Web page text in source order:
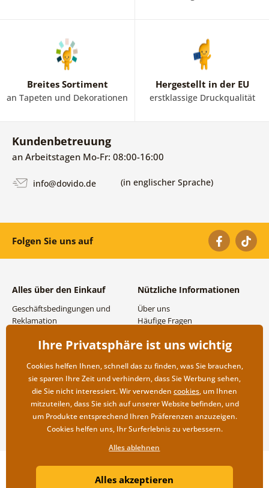
Breites Sortiment
an Tapeten und Dekorationen
Hergestellt in der EU
erstklassige Druckqualität
Kundenbetreuung
an Arbeitstagen Mo-Fr: 08:00-16:00
info@dovido.de (in englischer Sprache)
Folgen Sie uns auf
Alles über den Einkauf
Geschäftsbedingungen und
Reklamation
Versand- und
Rücksendung der Ware
Nützliche Informationen
Über uns
Häufige Fragen
Großhandel und
Copyright ©2019 © Dovido.de.
Litvanyi.sk| Online-Shop erstellt von
Ihre Privatsphäre ist uns wichtig
Cookies helfen Ihnen, schnell das zu finden, was Sie brauchen,
sie sparen Ihre Zeit und verhindern, dass Sie Werbung sehen,
die Sie nicht interessiert. Wir verwenden cookies, um Ihnen
mitzuteilen, dass Sie sich auf unserer Website befinden, und
um Produkte entsprechend Ihren Präferenzen anzuzeigen.
Cookies helfen uns, Ihr Surferlebnis zu verbessern.
Alles ablehnen
Alles akzeptieren